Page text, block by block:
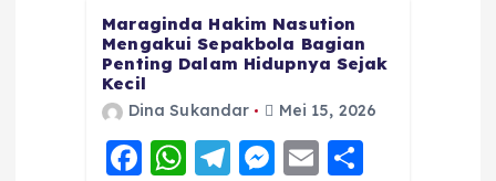
Maraginda Hakim Nasution
Mengakui Sepakbola Bagian
Penting Dalam Hidupnya Sejak
Kecil
Dina Sukandar Mei 15, 2026
F
W T
M E